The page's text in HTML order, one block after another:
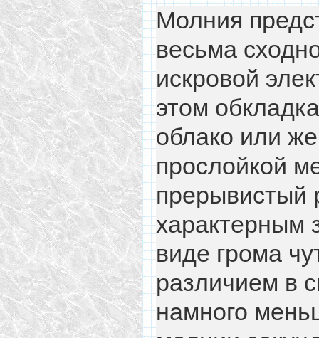
Молния
весьма
искровой
этом
облако или
прослойкой
прерывистый
характерным
виде грома
различием в
намного